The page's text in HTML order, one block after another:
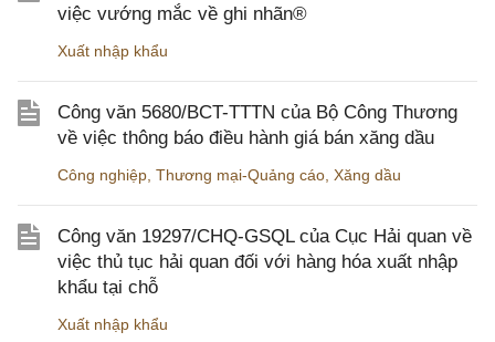
việc vướng mắc về ghi nhãn®
Xuất nhập khẩu
Công văn 5680/BCT-TTTN của Bộ Công Thương
về việc thông báo điều hành giá bán xăng dầu
Công nghiệp Thương mại-Quảng cáo Xăng dầu
Công văn 19297/CHQ-GSQL của Cục Hải quan về
việc thủ tục hải quan đối với hàng hóa xuất nhập
khẩu tại chỗ
Xuất nhập khẩu